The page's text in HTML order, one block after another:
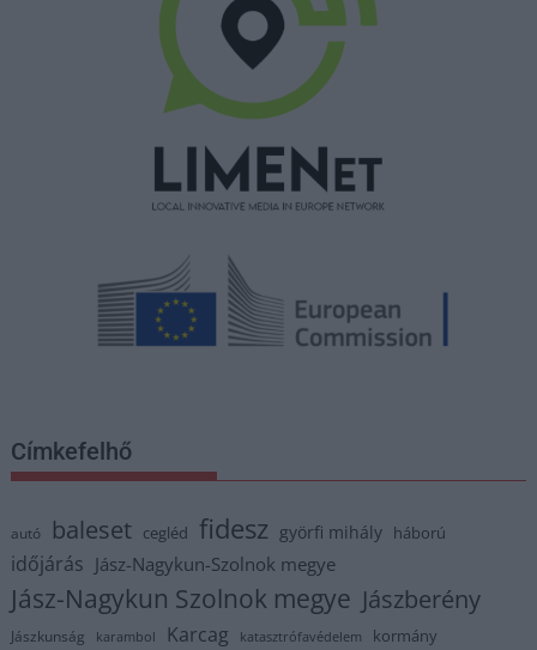
Címkefelhő
autó baleset cegléd fidesz györfi mihály háború
időjárás Jász-Nagykun-Szolnok megye
Jász-Nagykun Szolnok megye Jászberény
Jászkunság karambol Karcag katasztrófavédelem kormány